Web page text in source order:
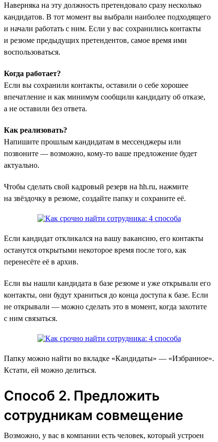
Наверняка на эту должность претендовало сразу несколько
кандидатов. В тот момент вы выбрали наиболее подходящего
и начали работать с ним. Если у вас сохранились контакты
и резюме предыдущих претендентов, самое время ими
воспользоваться.
Когда работает?
Если вы сохранили контакты, оставили о себе хорошее
впечатление и как минимум сообщили кандидату об отказе,
а не оставили без ответа.
Как реализовать?
Напишите прошлым кандидатам в мессенджеры или
позвоните — возможно, кому-то ваше предложение будет
актуально.
Чтобы сделать свой кадровый резерв на hh.ru, нажмите
на звёздочку в резюме, создайте папку и сохраните её.
Если кандидат откликался на вашу вакансию, его контакты
останутся открытыми некоторое время после того, как
перенесёте её в архив.
Если вы нашли кандидата в базе резюме и уже открывали его
контакты, они будут храниться до конца доступа к базе. Если
не открывали — можно сделать это в момент, когда захотите
с ним связаться.
Папку можно найти во вкладке «‎Кандидаты» — «Избранное».
Кстати, ей можно делиться.
Способ 2. Предложить
сотрудникам совмещение
Возможно, у вас в компании есть человек, который устроен